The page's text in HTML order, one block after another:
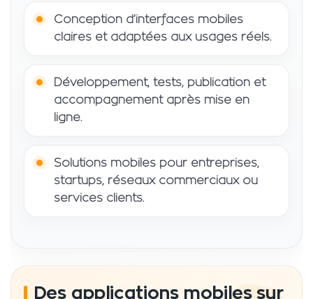
Conception d’interfaces mobiles
claires et adaptées aux usages réels.
Développement, tests, publication et
accompagnement après mise en
ligne.
Solutions mobiles pour entreprises,
startups, réseaux commerciaux ou
services clients.
Des applications mobiles sur